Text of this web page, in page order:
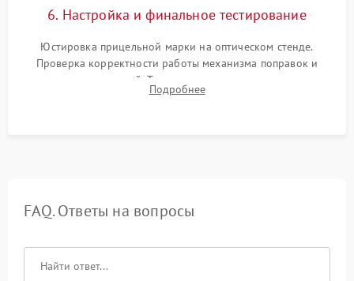
6. Настройка и финальное тестирование
Юстировка прицельной марки на оптическом стенде.
Проверка корректности работы механизма поправок и
отсутствия искажений. Тестирование прицела на ударном
стенде для подтверждения устойчивости к отдаче оружия и
Подробнее
FAQ. Ответы на вопросы